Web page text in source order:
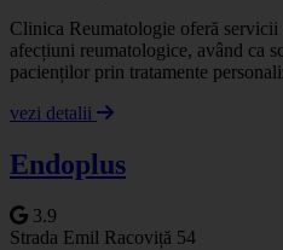
Clinica Reumatologie oferă
afecțiuni reumatologice, având ca
pacienților prin tratamente
vezi detalii
Endoplus
3.9
Strada Emil Racoviță 54